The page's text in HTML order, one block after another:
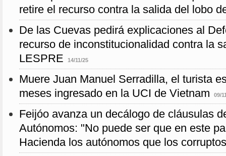
retire el recurso contra la salida del lobo
De las Cuevas pedirá explicaciones al
recurso de inconstitucionalidad contra la
LESPRE
14/11/25
Muere Juan Manuel Serradilla, el turista
meses ingresado en la UCI de Vietnam
09/
Feijóo avanza un decálogo de cláusulas
Autónomos: "No puede ser que en este
Hacienda los autónomos que los